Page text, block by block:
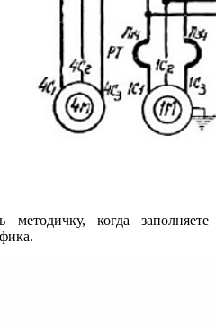
методичку, когда заполняете